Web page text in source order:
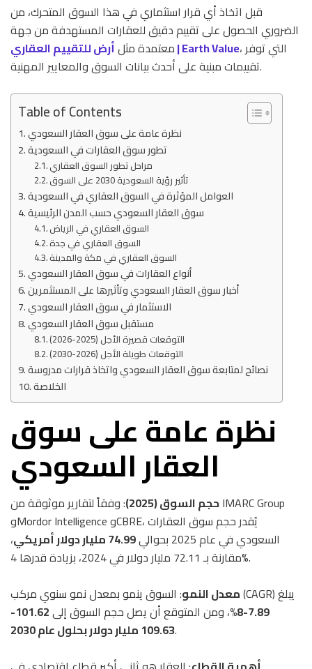
قبل اتخاذ أي قرار استثماري في هذا السوق المتحرك، من
الضروري الحصول على تقييم دقيق للعقارات المستهدفة من جهة
معتمدة مثلأرض للتقييم العقاري | Earth Value، التي توفر
تقييمات مبنية على أحدث بيانات السوق والمعايير المهنية.
Table of Contents
نظرة عامة على سوق العقار السعودي
تطور سوق العقارات في السعودية
مراحل تطور السوق العقاري
تأثير رؤية السعودية 2030 على السوق
العوامل المؤثرة في السوق العقاري في السعودية
سوق العقار السعودي حسب المدن الرئيسية
السوق العقاري في الرياض
السوق العقاري في جدة
السوق العقاري في مكة والمدينة
أنواع العقارات في سوق العقار السعودي
أخبار سوق العقار السعودي وتأثيرها على المستثمرين
الاستثمار في سوق العقار السعودي
مستقبل سوق العقار السعودي
التوقعات قصيرة الأجل (2025-2026)
التوقعات طويلة الأجل (2026-2030)
نصائح لمتابعة سوق العقار السعودي واتخاذ قرارات مدروسة
الخلاصة
نظرة عامة على سوق
العقار السعودي
حجم السوق (2025)
: وفقاً لتقارير موثوقة من IMARC Group
وMordor Intelligence وCBRE، يُقدر حجم سوق العقارات
السعودي في عام 2025 بحوالي
74.99 مليار دولار أمريكي
،
مقارنة بـ 72.11 مليار دولار في 2024، بزيادة قدرها 4%.
معدل النمو
: السوق ينمو بمعدل نمو سنوي مركب (CAGR) يبلغ
7.89-8%
، ومن المتوقع أن يصل حجم السوق إلى
101.62-
109.63 مليار دولار بحلول عام 2030.